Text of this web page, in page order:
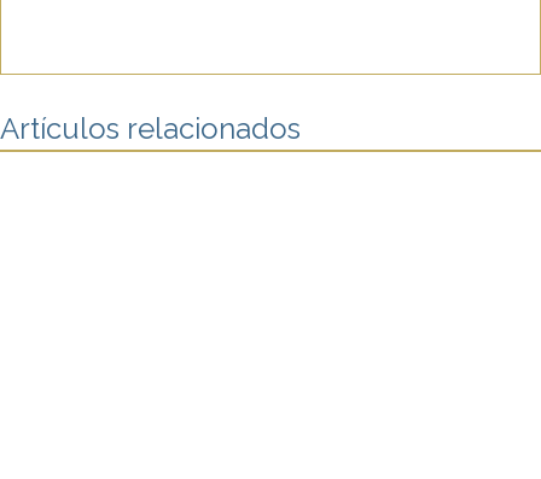
Artículos relacionados